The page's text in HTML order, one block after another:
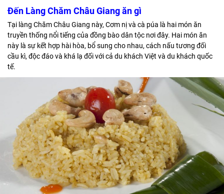
Đến Làng Chăm Châu Giang ăn gì
Tại làng Chăm Châu Giang này, Cơm nị và cà púa là hai món ăn
truyền thống nổi tiếng của đồng bào dân tộc nơi đây. Hai món ăn
này là sự kết hợp hài hòa, bổ sung cho nhau, cách nấu tương đối
cầu kì, độc đáo và khá lạ đối với cả du khách Việt và du khách quốc
tế.